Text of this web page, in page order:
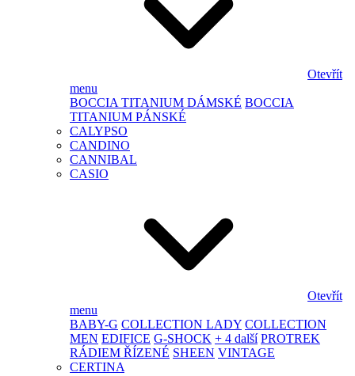
Otevřít
menu
BOCCIA TITANIUM DÁMSKÉ BOCCIA
TITANIUM PÁNSKÉ
CALYPSO
CANDINO
CANNIBAL
CASIO
Otevřít
menu
BABY-G COLLECTION LADY COLLECTION
MEN EDIFICE G-SHOCK + 4 další PROTREK
RÁDIEM ŘÍZENÉ SHEEN VINTAGE
CERTINA